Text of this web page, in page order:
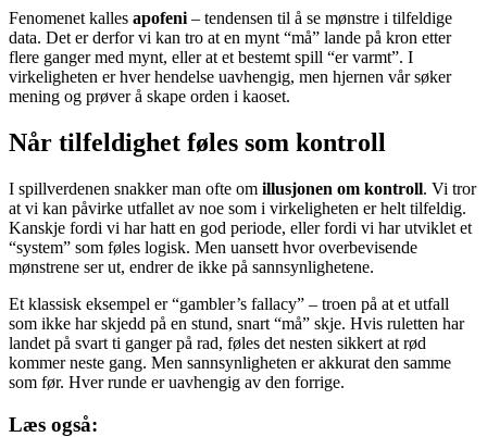
Fenomenet kalles apofeni– tendensen til å se mønstre i tilfeldige
data. Det er derfor vi kan tro at en mynt “må” lande på kron etter
flere ganger med mynt, eller at et bestemt spill “er varmt”. I
virkeligheten er hver hendelse uavhengig, men hjernen vår søker
mening og prøver å skape orden i kaoset.
Når tilfeldighet føles som kontroll
I spillverdenen snakker man ofte om illusjonen om kontroll. Vi tror
at vi kan påvirke utfallet av noe som i virkeligheten er helt tilfeldig.
Kanskje fordi vi har hatt en god periode, eller fordi vi har utviklet et
“system” som føles logisk. Men uansett hvor overbevisende
mønstrene ser ut, endrer de ikke på sannsynlighetene.
Et klassisk eksempel er “gambler’s fallacy” – troen på at et utfall
som ikke har skjedd på en stund, snart “må” skje. Hvis ruletten har
landet på svart ti ganger på rad, føles det nesten sikkert at rød
kommer neste gang. Men sannsynligheten er akkurat den samme
som før. Hver runde er uavhengig av den forrige.
Læs også: